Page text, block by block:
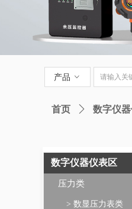
首页 ꄲ 数字仪
数字仪器仪表区
压力类
> 数显压力表类
产品 ꀁ